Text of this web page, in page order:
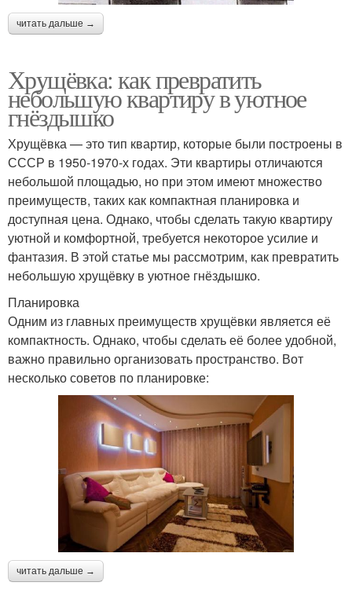
читать дальше →
Хрущёвка: как превратить
небольшую квартиру в уютное
гнёздышко
Хрущёвка — это тип квартир, которые были построены в
СССР в 1950-1970-х годах. Эти квартиры отличаются
небольшой площадью, но при этом имеют множество
преимуществ, таких как компактная планировка и
доступная цена. Однако, чтобы сделать такую квартиру
уютной и комфортной, требуется некоторое усилие и
фантазия. В этой статье мы рассмотрим, как превратить
небольшую хрущёвку в уютное гнёздышко.
Планировка
Одним из главных преимуществ хрущёвки является её
компактность. Однако, чтобы сделать её более удобной,
важно правильно организовать пространство. Вот
несколько советов по планировке:
читать дальше →